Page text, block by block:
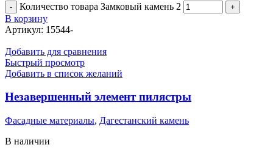
Количество товара Замковый камень 2
В корзину
Артикул: 15544-
Добавить для сравнения
Быстрый просмотр
Добавить в список желаний
Незавершенный элемент пилястры
Фасадные материалы, Дагестанский камень
В наличии